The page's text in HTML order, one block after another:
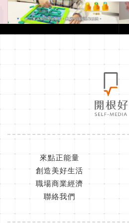
來點正能量
創造美好生活
職場商業經濟
聯絡我們